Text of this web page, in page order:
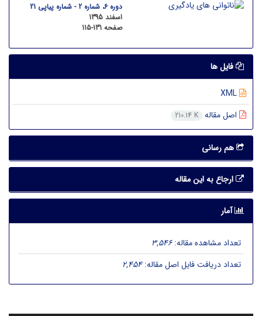
دوره 6، شماره 2 - شماره پیاپی 21
اسفند 1395
صفحه 115-131
فایل ها
اصل مقاله 210.14 K
هم رسانی
ارجاع به این مقاله
آمار
تعداد مشاهده مقاله:3,546
تعداد دریافت فایل اصل مقاله:2,454